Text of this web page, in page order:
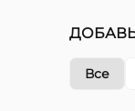
Все